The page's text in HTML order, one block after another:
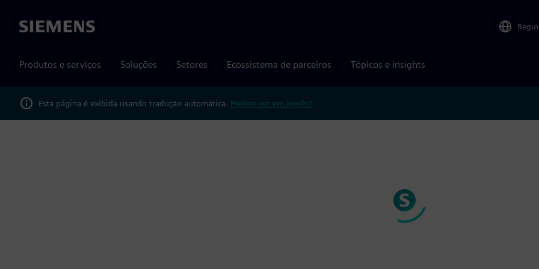
Siemens
Produtos e serviços Soluções Setores Ecossistema de parceiros Tópicos e insights
Esta página é exibida usando tradução automática. Prefere ver em inglês?